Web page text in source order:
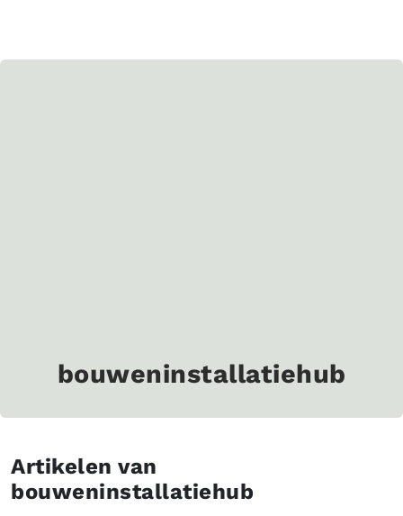
bouweninstallatiehub
Artikelen van
bouweninstallatiehub